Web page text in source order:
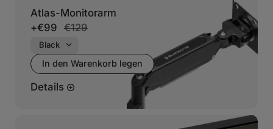
Atlas-Monitorarm
+€99 €129
In den Warenkorb legen
Details